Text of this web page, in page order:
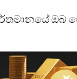
ඔබ